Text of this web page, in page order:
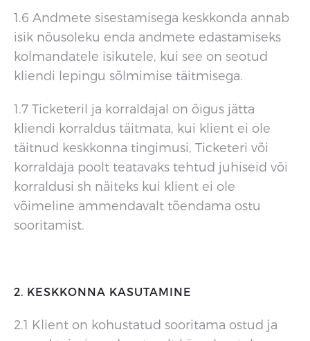
1.6 Andmete sisestamisega keskkonda annab
isik nõusoleku enda andmete edastamiseks
kolmandatele isikutele, kui see on seotud
kliendi lepingu sõlmimise täitmisega.
1.7 Ticketeril ja korraldajal on õigus jätta
kliendi korraldus täitmata, kui klient ei ole
täitnud keskkonna tingimusi, Ticketeri või
korraldaja poolt teatavaks tehtud juhiseid või
korraldusi sh näiteks kui klient ei ole
võimeline ammendavalt tõendama ostu
sooritamist.
2. KESKKONNA KASUTAMINE
2.1 Klient on kohustatud sooritama ostud ja